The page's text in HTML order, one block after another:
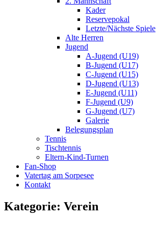
Kader
Reservepokal
Letzte/Nächste Spiele
Alte Herren
Jugend
A-Jugend (U19)
B-Jugend (U17)
C-Jugend (U15)
D-Jugend (U13)
E-Jugend (U11)
F-Jugend (U9)
G-Jugend (U7)
Galerie
Belegungsplan
Tennis
Tischtennis
Eltern-Kind-Turnen
Fan-Shop
Vatertag am Sorpesee
Kontakt
Kategorie: Verein